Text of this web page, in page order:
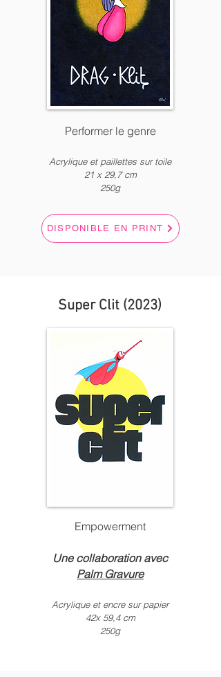
Performer le genre
Acrylique et paillettes sur toile
21 x 29,7 cm
250g
DISPONIBLE EN PRINT
Super Clit (2023)
E​mpowerment
Une collaboration avec
Palm Gravure
Acrylique et encre sur papier
42x 59,4 cm
250g